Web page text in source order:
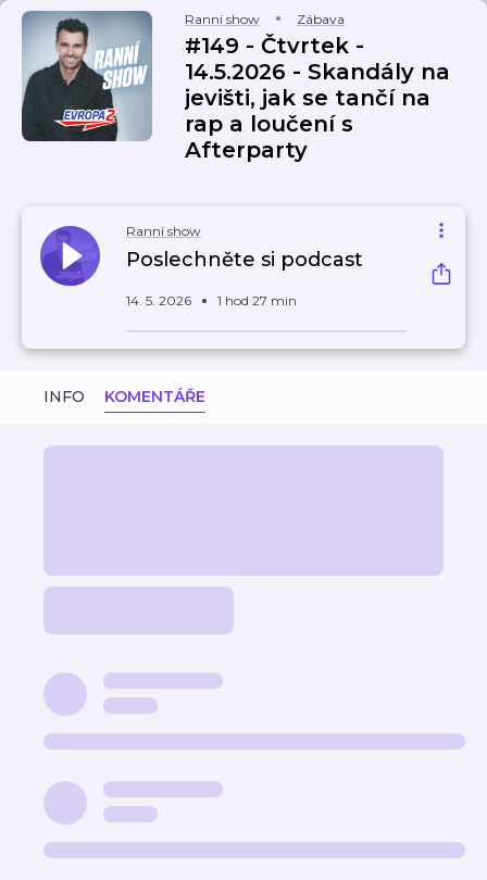
Ranní show Zábava
#149 - Čtvrtek -
14.5.2026 - Skandály na
jevišti, jak se tančí na
rap a loučení s
Afterparty
Ranní show
Poslechněte si podcast
14. 5. 2026 1 hod 27 min
INFO KOMENTÁŘE